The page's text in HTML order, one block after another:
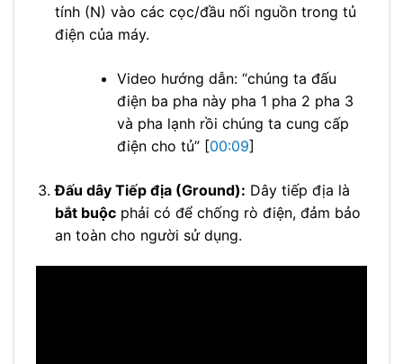
tính (N) vào các cọc/đầu nối nguồn trong tủ
điện của máy.
Video hướng dẫn: “chúng ta đấu
điện ba pha này pha 1 pha 2 pha 3
và pha lạnh rồi chúng ta cung cấp
điện cho tủ” [00:09]
Đấu dây Tiếp địa (Ground): Dây tiếp địa là
bắt buộcphải có để chống rò điện, đảm bảo
an toàn cho người sử dụng.